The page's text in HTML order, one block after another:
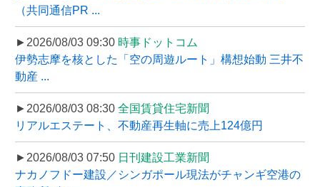
（共同通信PR ...
►2026/08/03 09:30 時事ドットコム
伊勢志摩を核とした「空の周遊ルート」構想始動 三井不
動産 ...
►2026/08/03 08:30 全国賃貸住宅新聞
リアルエステート、不動産再生軸に売上124億円
►2026/08/03 07:50 日刊建設工業新聞
ナカノフドー建設／シンガポール現法がチャンギ空港の